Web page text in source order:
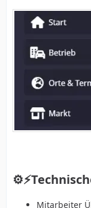
Mitarbeiter